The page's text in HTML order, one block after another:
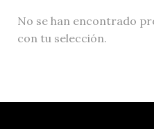
No se han encontrado
con tu selección.